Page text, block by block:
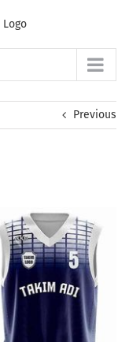
Previous